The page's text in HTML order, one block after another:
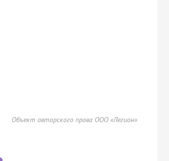
Объект авторского права ООО «Легион»